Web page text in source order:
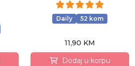
Daily 52 kom
11,90 KM
Dodaj u korpu